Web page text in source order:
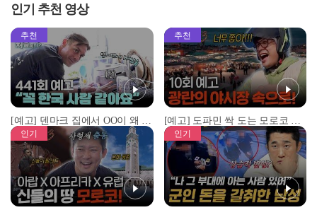
인기 추천 영상
추천
[예고] 덴마크 집에서 OO이 왜 나와...? 이상할 정도로 한국을 사랑하는 우리 형을 제보합니다!
추천
[예고] 도파민 싹 도는 모로코 야시장 투어!
인기 인기